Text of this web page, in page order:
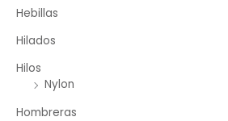
Hebillas
Hilados
Hilos
Nylon
Hombreras